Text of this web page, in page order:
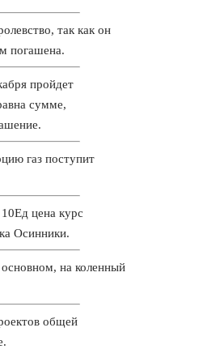
так как он
погашена.
пройдет
сумме,
газ поступит
цена курс
Осинники.
на коленный
общей